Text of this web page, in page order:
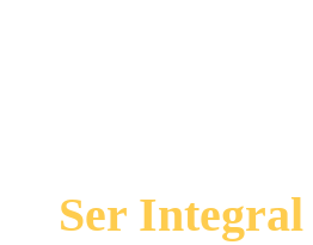
Ser Integral